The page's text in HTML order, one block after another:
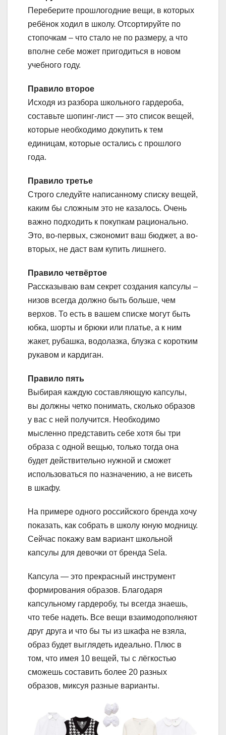
Переберите прошлогодние вещи, в которых
ребёнок ходил в школу. Отсортируйте по
стопочкам – что стало не по размеру, а что
вполне себе может пригодиться в новом
учебного году.
Правило второе
Исходя из разбора школьного гардероба,
составьте шопинг-лист — это список вещей,
которые необходимо докупить к тем
единицам, которые остались с прошлого
года.
Правило третье
Строго следуйте написанному списку вещей,
каким бы сложным это не казалось. Очень
важно подходить к покупкам рационально.
Это, во-первых, сэкономит ваш бюджет, а во-
вторых, не даст вам купить лишнего.
Правило четвёртое
Рассказываю вам секрет создания капсулы –
низов всегда должно быть больше, чем
верхов. То есть в вашем списке могут быть
юбка, шорты и брюки или платье, а к ним
жакет, рубашка, водолазка, блузка с коротким
рукавом и кардиган.
Правило пять
Выбирая каждую составляющую капсулы,
вы должны четко понимать, сколько образов
у вас с ней получится. Необходимо
мысленно представить себе хотя бы три
образа с одной вещью, только тогда она
будет действительно нужной и сможет
использоваться по назначению, а не висеть
в шкафу.
На примере одного российского бренда хочу
показать, как собрать в школу юную модницу.
Сейчас покажу вам вариант школьной
капсулы для девочки от бренда Sela.
Капсула — это прекрасный инструмент
формирования образов. Благодаря
капсульному гардеробу, ты всегда знаешь,
что тебе надеть. Все вещи взаимодополняют
друг друга и что бы ты из шкафа не взяла,
образ будет выглядеть идеально. Плюс в
том, что имея 10 вещей, ты с лёгкостью
сможешь составить более 20 разных
образов, миксуя разные варианты.